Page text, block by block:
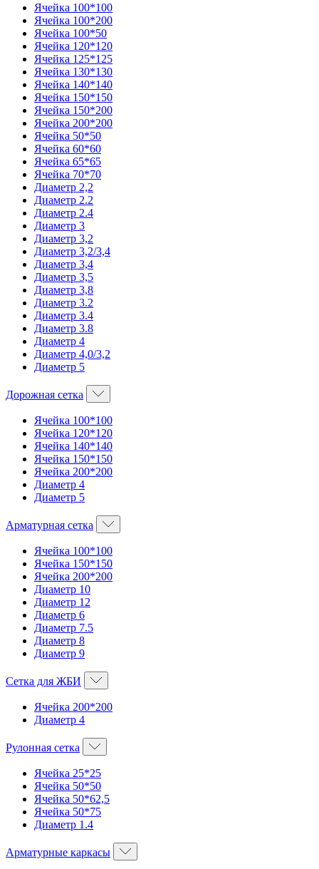
Ячейка 100*100
Ячейка 100*200
Ячейка 100*50
Ячейка 120*120
Ячейка 125*125
Ячейка 130*130
Ячейка 140*140
Ячейка 150*150
Ячейка 150*200
Ячейка 200*200
Ячейка 50*50
Ячейка 60*60
Ячейка 65*65
Ячейка 70*70
Диаметр 2,2
Диаметр 2.2
Диаметр 2.4
Диаметр 3
Диаметр 3,2
Диаметр 3,2/3,4
Диаметр 3,4
Диаметр 3,5
Диаметр 3,8
Диаметр 3.2
Диаметр 3.4
Диаметр 3.8
Диаметр 4
Диаметр 4,0/3,2
Диаметр 5
Дорожная сетка
Ячейка 100*100
Ячейка 120*120
Ячейка 140*140
Ячейка 150*150
Ячейка 200*200
Диаметр 4
Диаметр 5
Арматурная сетка
Ячейка 100*100
Ячейка 150*150
Ячейка 200*200
Диаметр 10
Диаметр 12
Диаметр 6
Диаметр 7.5
Диаметр 8
Диаметр 9
Сетка для ЖБИ
Ячейка 200*200
Диаметр 4
Рулонная сетка
Ячейка 25*25
Ячейка 50*50
Ячейка 50*62,5
Ячейка 50*75
Диаметр 1.4
Арматурные каркасы